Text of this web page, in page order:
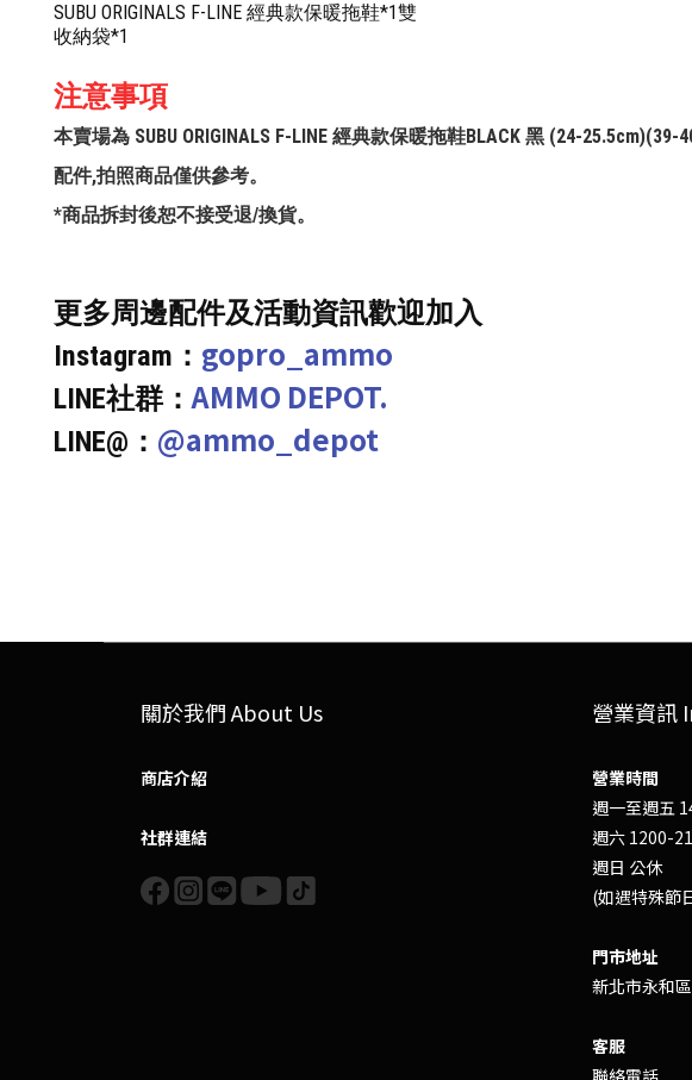
SUBU ORIGINALS F-LINE 經典款保暖拖鞋*1雙
收納袋*1
注意事項
本賣場為 SUBU ORIGINALS F-LINE 經典款保暖拖鞋BLACK 黑 (24-
配件,拍照商品僅供參考。
*商品拆封後恕不接受退/換貨。
更多周邊配件及活動資訊歡迎加入
Instagram： gopro_ammo
LINE社群：AMMO DEPOT.
LINE@： @ammo_depot
關於我們 About Us
商店介紹
社群連結
營業資訊
營業時間
週一至週五
週六 1200-
週日 公休
(如遇特殊節
門市地址
新北市永和
客服
聯絡電話